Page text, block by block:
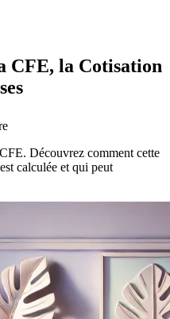
CFE, la Cotisation
Découvrez comment cette
calculée et qui peut